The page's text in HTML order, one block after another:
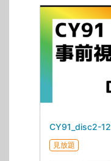
CY91_disc2-12
見放題